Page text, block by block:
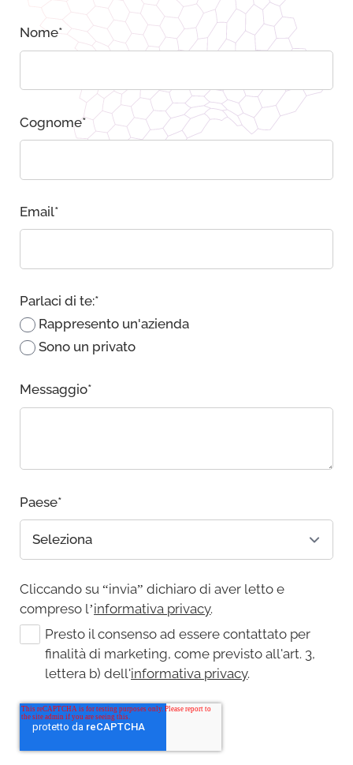
Nome*
Cognome*
Email*
Parlaci di te:*
Rappresento un'azienda
Sono un privato
Messaggio*
Paese*
Cliccando su “invia” dichiaro di aver letto e
compreso l’informativa privacy.
Presto il consenso ad essere contattato per
finalità di marketing, come previsto all'art. 3,
lettera b) dell'informativa privacy.